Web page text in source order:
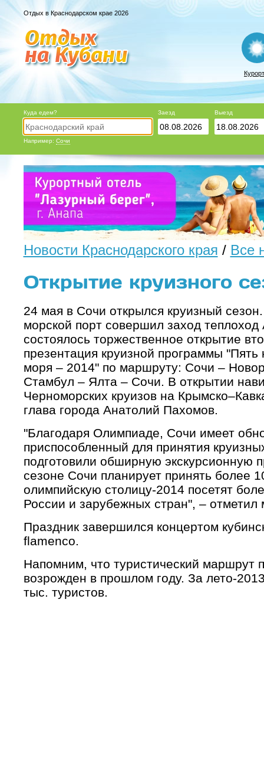
Отдых в Краснодарском крае 2026
Куда едем?
Например: Сочи
Заезд Выезд
Новости Краснодарского края / Все
Открытие круизного
24 мая в Сочи открылся круизный
морской порт совершил заход
состоялось торжественное открытие
презентация круизной программы "Пять
моря – 2014" по маршруту: Сочи –
Стамбул – Ялта – Сочи. В открытии
Черноморских круизов на
глава города Анатолий Пахомов.
"Благодаря Олимпиаде, Сочи имеет
приспособленный для принятия
подготовили обширную экскурсионную
сезоне Сочи планирует принять более
олимпийскую столицу-2014 посетят
России и зарубежных стран", – отметил
Праздник завершился концертом
flamenco.
Напомним, что туристический маршрут
возрожден в прошлом году. За лето-
тыс. туристов.